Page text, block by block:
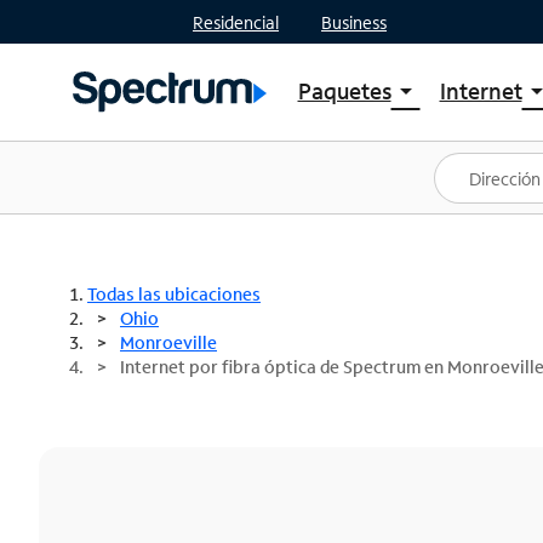
Residencial Business
Paquetesarrow_drop_down
Ver paquetes
Spectrum One
Mejores ofertas
Internetarrow_drop_down
Planes
Todas las ubicaciones
Ohio
Monroeville
Internet por fibra óptica de Spectrum en